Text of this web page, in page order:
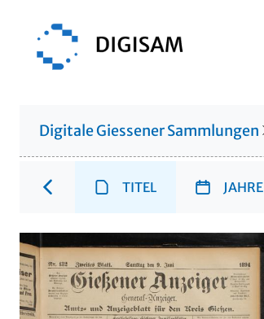
Digitale Giessener Sammlungen
TITEL JAHRE